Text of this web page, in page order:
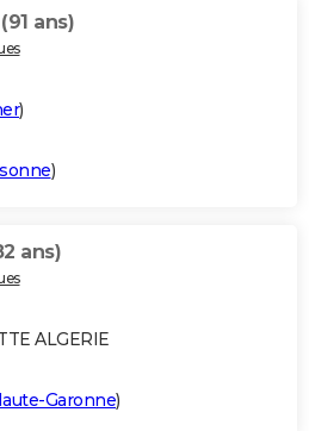
(91 ans)
)
)
ans)
ALGERIE
Garonne)